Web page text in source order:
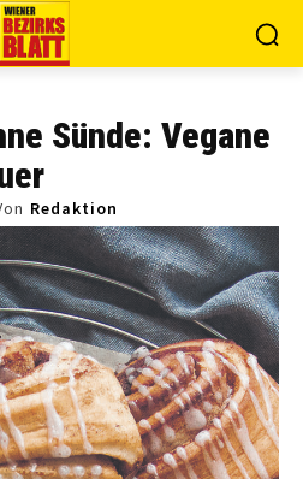
Sünde: Vegane
Redaktion